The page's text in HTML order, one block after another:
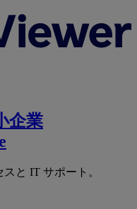
企業
と IT サポート。